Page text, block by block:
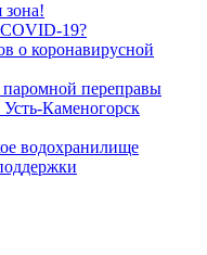
COVID-19?
о коронавирусной
переправы
Каменогорск
водохранилище